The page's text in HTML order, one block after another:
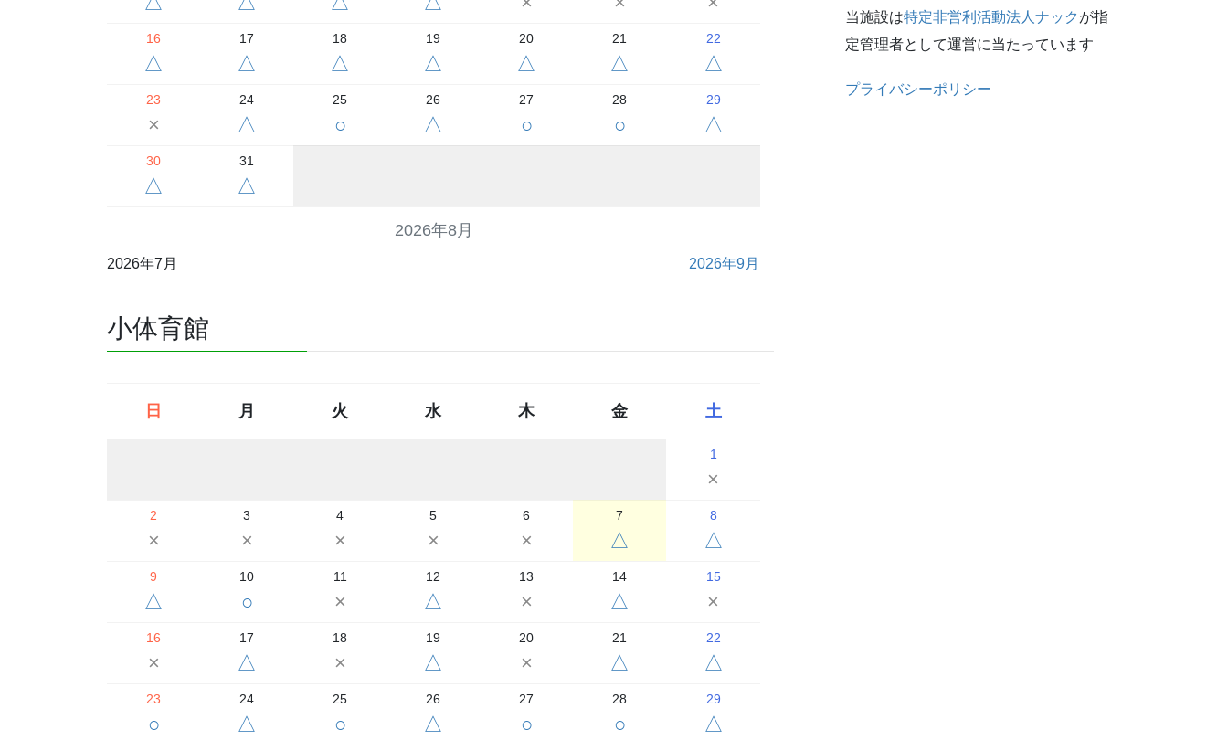
2026年8月
16
△
17
△
18
△
19
△
20
△
21
△
22
△
23
×
24
△
25
○
26
△
27
○
28
○
29
△
30
△
31
△
2026年7月 2026年9月
小体育館
日 月 火 水 木 金 土
1
×
2
×
3
×
4
×
5
×
6
×
7
△
8
△
9
△
10
○
11
×
12
△
13
×
14
△
15
×
16
×
17
△
18
×
19
△
20
×
21
△
22
△
23
○
24
△
25
○
26
△
27
○
28
○
29
△
当施設は特定非営利活動法人ナック が指
定管理者として運営に当たっています
プライバシーポリシー